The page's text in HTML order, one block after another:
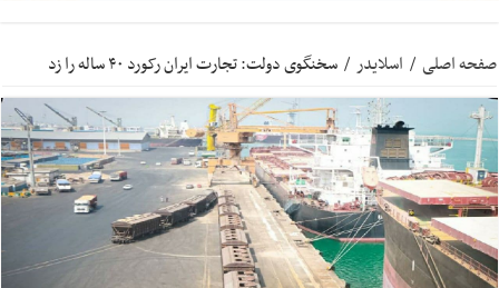
صفحه اصلی / اسلایدر / سخنگوی دولت: تجارت ایران رکورد ۴۰ ساله را زد